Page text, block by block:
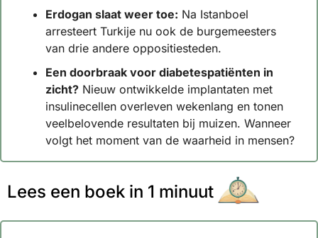
Erdogan slaat weer toe: Na Istanboel
arresteert Turkije nu ook de burgemeesters
van drie andere oppositiesteden.
Een doorbraak voor diabetespatiënten in
zicht? Nieuw ontwikkelde implantaten met
insulinecellen overleven wekenlang en tonen
veelbelovende resultaten bij muizen. Wanneer
volgt het moment van de waarheid in mensen?
Lees een boek in 1 minuut